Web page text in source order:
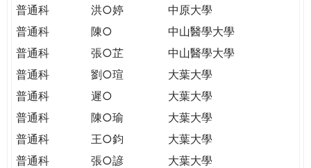
普通科
洪○婷
中原大學
普通科
陳○
中山醫學大學
普通科
張○芷
中山醫學大學
普通科
劉○瑄
大葉大學
普通科
遲○
大葉大學
普通科
陳○瑜
大葉大學
普通科
王○鈞
大葉大學
普通科
張○諺
大葉大學